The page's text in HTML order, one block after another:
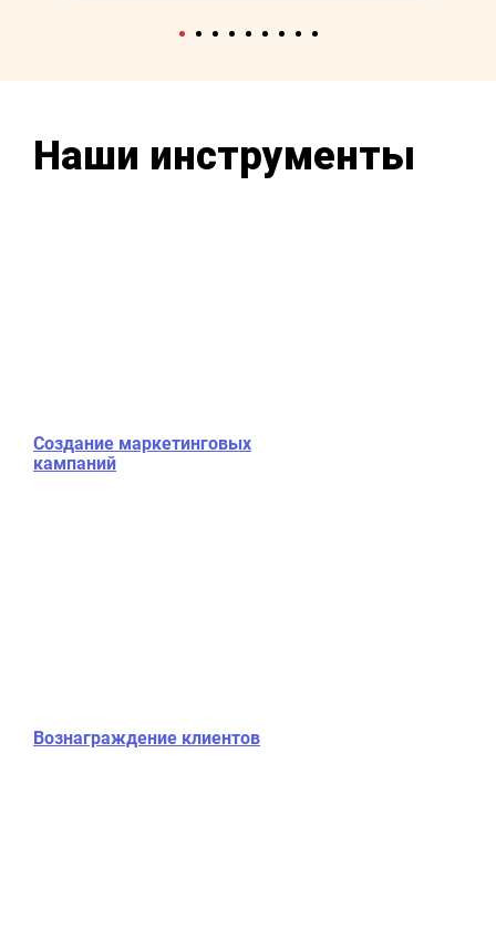
Наши инструменты
Создание маркетинговых
кампаний
Вознаграждение клиентов